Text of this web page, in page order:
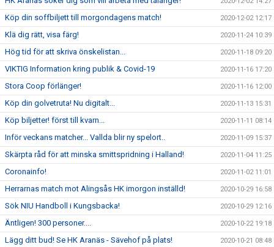
Köp din soffbiljett till morgondagens match! 2020-12-02 12:17
Klä dig rätt, visa färg! 2020-11-24 10:39
Hög tid för att skriva önskelistan... 2020-11-18 09:20
VIKTIG Information kring publik & Covid-19 2020-11-16 17:20
Stora Coop förlänger! 2020-11-16 12:00
Köp din golvetruta! Nu digitalt... 2020-11-13 15:31
Köp biljetter! först till kvarn... 2020-11-11 08:14
Inför veckans matcher... Vallda blir ny spelort.. 2020-11-09 15:37
Skärpta råd för att minska smittspridning i Halland! 2020-11-04 11:25
Coronainfo! 2020-11-02 11:01
Herrarnas match mot Alingsås HK imorgon inställd! 2020-10-29 16:58
Sök NIU Handboll i Kungsbacka! 2020-10-29 12:16
Äntligen! 300 personer.... 2020-10-22 19:18
Lägg ditt bud! Se HK Aranäs - Sävehof på plats! 2020-10-21 08:48